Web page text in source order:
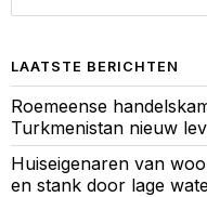
LAATSTE BERICHTEN
Roemeense
Turkmenistan nieuw
Huiseigenaren van
en stank door lage